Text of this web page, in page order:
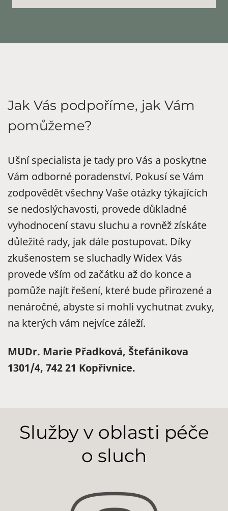
Jak Vás podpoříme, jak Vám
pomůžeme?
Ušní specialista je tady pro Vás a poskytne
Vám odborné poradenství. Pokusí se Vám
zodpovědět všechny Vaše otázky týkajících
se nedoslýchavosti, provede důkladné
vyhodnocení stavu sluchu a rovněž získáte
důležité rady, jak dále postupovat. Díky
zkušenostem se sluchadly Widex Vás
provede vším od začátku až do konce a
pomůže najít řešení, které bude přirozené a
nenáročné, abyste si mohli vychutnat zvuky,
na kterých vám nejvíce záleží.
MUDr. Marie Přadková, Štefánikova
1301/4, 742 21 Kopřivnice.
Služby v oblasti péče
o sluch